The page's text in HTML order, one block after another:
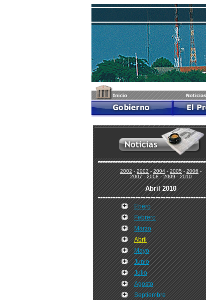
2002-2003-2004-2005-2006-
2007-2008-2009-2010
Abril 2010
Enero
Febrero
Marzo
Abril
Mayo
Junio
Julio
Agosto
Septiembre